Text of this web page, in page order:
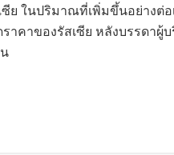
ซีย ในปริมาณที่เพิ่มขึ้นอย่างต่
าคาของรัสเซีย หลังบรรดา